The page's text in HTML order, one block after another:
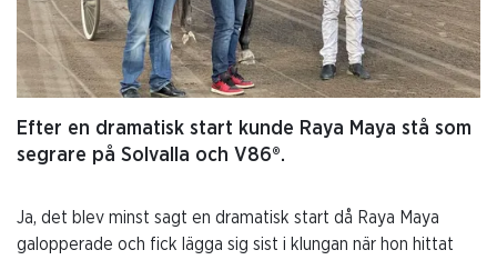
Efter en dramatisk start kunde Raya Maya stå som
segrare på Solvalla och V86®.
Ja, det blev minst sagt en dramatisk start då Raya Maya
galopperade och fick lägga sig sist i klungan när hon hittat